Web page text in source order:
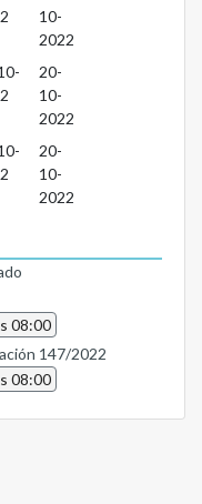
10-
2022
20-
10-
2022
20-
10-
2022
08:00
147/2022
08:00